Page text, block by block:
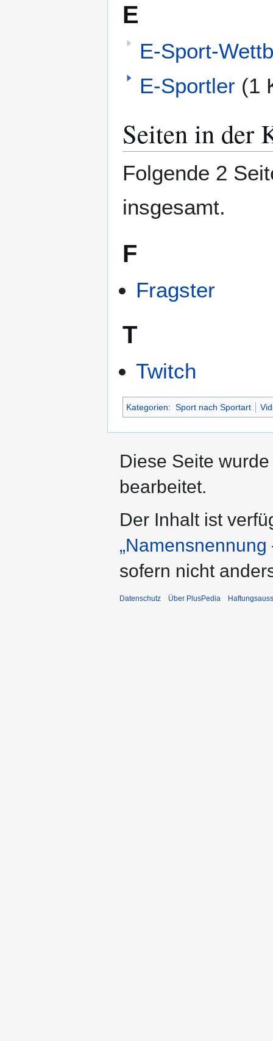
E
E-Sport-
E-Sportler (1
Seiten in der
Folgende 2
insgesamt.
F
Fragster
T
Twitch
Kategorien: Sport nach Sportart
Diese Seite
bearbeitet.
Der Inhalt ist
sofern nicht
Datenschutz Über PlusPedia